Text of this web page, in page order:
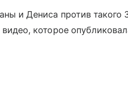
и Дениса против такого
которое